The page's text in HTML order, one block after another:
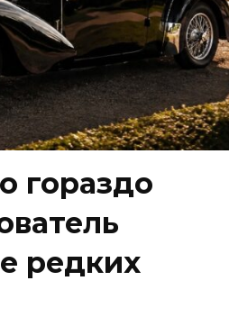
гораздо
редких